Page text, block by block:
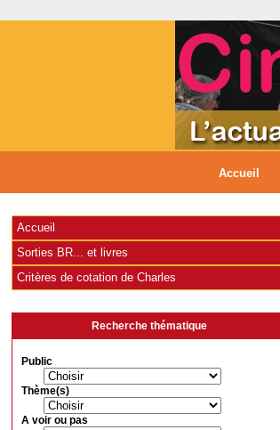
Accueil
Accueil
Sorties BR... et livres
Critères de cotation de Charles
Recherche thématique
Public
Thème(s)
A voir ou pas